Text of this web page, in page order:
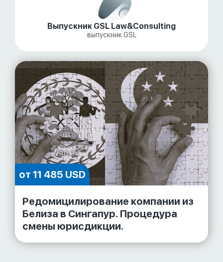
Выпускник GSL Law&Consulting
выпускник GSL
от 11 485 USD
Редомицилирование компании из
Белиза в Сингапур. Процедура
смены юрисдикции.